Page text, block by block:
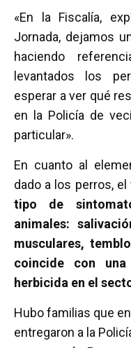
«En la Fiscalía,
Jornada, dejamos
haciendo
levantados los
esperar a ver qué
en la Policía de
particular».
En cuanto al
dado a los perros,
tipo de
animales:
musculares,
coincide con
herbicida en el
Hubo familias que
entregaron a la